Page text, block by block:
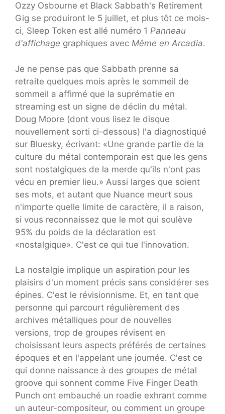
Ozzy Osbourne et Black Sabbath's Retirement
Gig se produiront le 5 juillet, et plus tôt ce mois-
ci, Sleep Token est allé numéro 1 Panneau
d'affichage graphiques avec Même en Arcadia.
Je ne pense pas que Sabbath prenne sa
retraite quelques mois après le sommeil de
sommeil a affirmé que la suprématie en
streaming est un signe de déclin du métal.
Doug Moore (dont vous lisez le disque
nouvellement sorti ci-dessous) l'a diagnostiqué
sur Bluesky, écrivant: «Une grande partie de la
culture du métal contemporain est que les gens
sont nostalgiques de la merde qu'ils n'ont pas
vécu en premier lieu.» Aussi larges que soient
ses mots, et autant que Nuance meurt sous
n'importe quelle limite de caractère, il a raison,
si vous reconnaissez que le mot qui soulève
95% du poids de la déclaration est
«nostalgique». C'est ce qui tue l'innovation.
La nostalgie implique un aspiration pour les
plaisirs d'un moment précis sans considérer ses
épines. C'est le révisionnisme. Et, en tant que
personne qui parcourt régulièrement des
archives métalliques pour de nouvelles
versions, trop de groupes révisent en
choisissant leurs aspects préférés de certaines
époques et en l'appelant une journée. C'est ce
qui donne naissance à des groupes de métal
groove qui sonnent comme Five Finger Death
Punch ont embauché un roadie exhrant comme
un auteur-compositeur, ou comment un groupe